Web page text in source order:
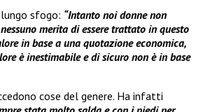
sfogo: “Intanto noi donne non
merita di essere trattato in questo
in base a una quotazione economica,
è inestimabile e di sicuro non è in base
cose del genere. Ha infatti